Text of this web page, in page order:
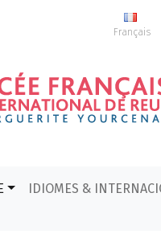
Français
IDIOMES &